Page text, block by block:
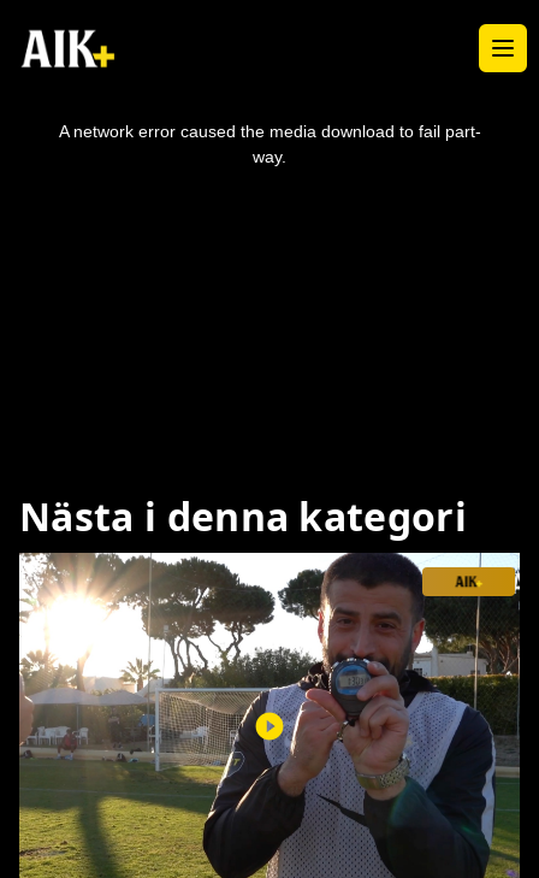
A network error caused the media download to fail part-
way.
Nästa i denna kategori